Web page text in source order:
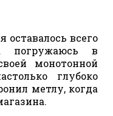
оставалось всего
погружаюсь в
монотонной
глубоко
метлу, когда